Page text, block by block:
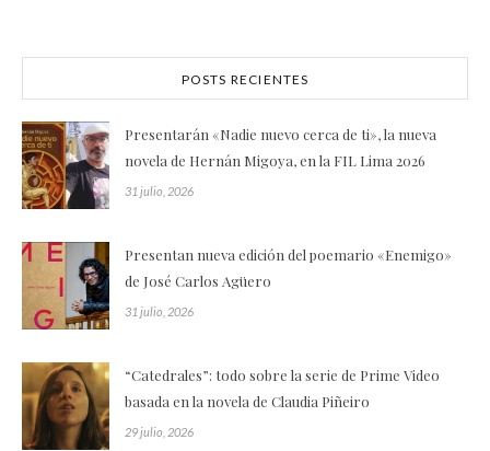
POSTS RECIENTES
Presentarán «Nadie nuevo cerca de ti», la nueva
novela de Hernán Migoya, en la FIL Lima 2026
31 julio, 2026
Presentan nueva edición del poemario «Enemigo»
de José Carlos Agüero
31 julio, 2026
“Catedrales”: todo sobre la serie de Prime Video
basada en la novela de Claudia Piñeiro
29 julio, 2026